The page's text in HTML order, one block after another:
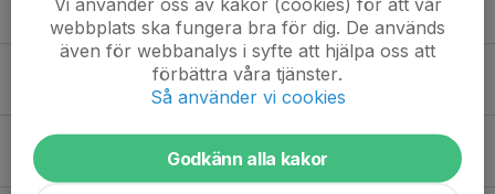
22 maj 2025
Lite info och efterlysning till trivselgruppen
6 maj 2025 0
Borttappat/upphittat säsongen 2025
1
webbplats ska fungera bra för dig. De används
även för webbanalys i syfte att hjälpa oss att
förbättra våra tjänster.
Så använder vi cookies
Godkänn alla kakor